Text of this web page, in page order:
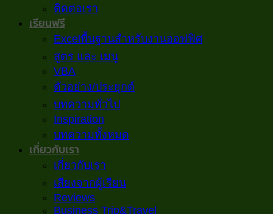
ติดต่อเรา
เรียนฟรี
Excelพื้นฐานสำหรับงานออฟฟิศ
สูตร และ เมนู
VBA
ตัวอย่าง/ประยุกต์
บทความทั่วไป
Inspiration
บทความทั้งหมด
เกี่ยวกับเรา
เกี่ยวกับเรา
เสียงจากผู้เรียน
Reviews
Business Trip&Travel